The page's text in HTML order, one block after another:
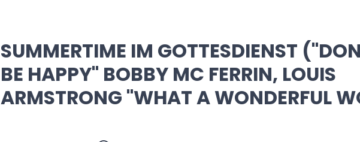
SUMMERTIME IM GOTTESDIENST
BE HAPPY" BOBBY MC FERRIN, LOUIS
ARMSTRONG "WHAT A WONDERFUL